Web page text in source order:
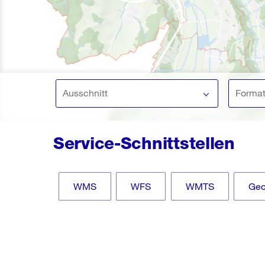
Ausschnitt Format
Service-Schnittstellen
WMS WFS WMTS